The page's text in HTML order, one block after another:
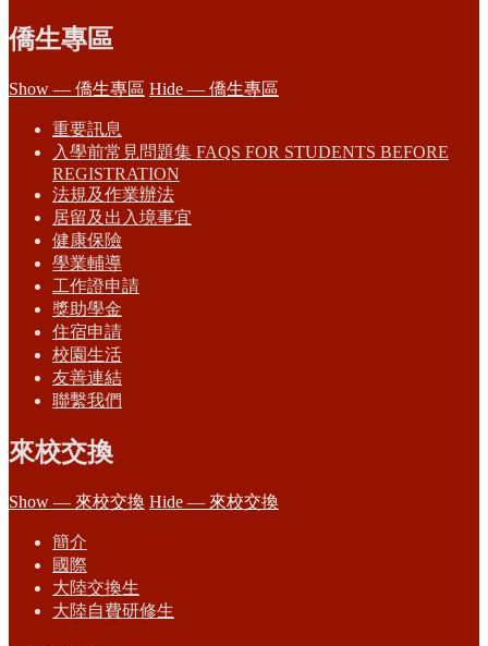
僑生專區
Show — 僑生專區 Hide — 僑生專區
重要訊息
入學前常見問題集 FAQS FOR STUDENTS BEFORE
REGISTRATION
法規及作業辦法
居留及出入境事宜
健康保險
學業輔導
工作證申請
獎助學金
住宿申請
校園生活
友善連結
聯繫我們
來校交換
Show — 來校交換 Hide — 來校交換
簡介
國際
大陸交換生
大陸自費研修生